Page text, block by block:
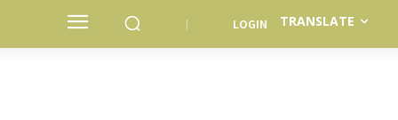
TRANSLATE
LOGIN